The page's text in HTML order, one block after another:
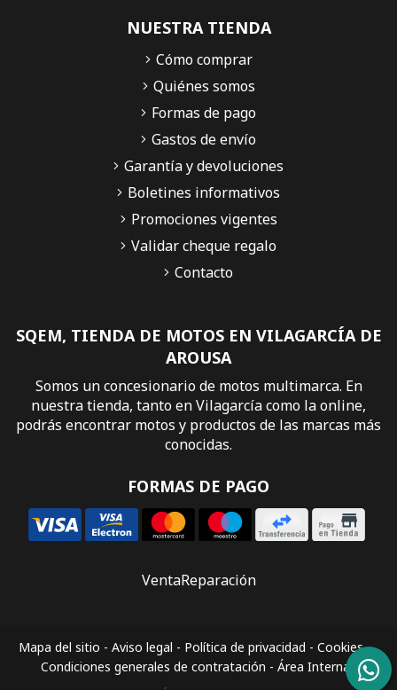
SQEM, TIENDA DE MOTOS EN VILAGARCÍA DE
AROUSA
Somos un concesionario de motos multimarca. En
nuestra tienda, tanto en Vilagarcía como la online,
podrás encontrar motos y productos de las marcas más
conocidas.
FORMAS DE PAGO
NUESTRA TIENDA
Cómo comprar
Quiénes somos
Formas de pago
Gastos de envío
Garantía y devoluciones
Boletines informativos
Promociones vigentes
Validar cheque regalo
Contacto
VentaReparación
Mapa del sitio - Aviso legal - Política de privacidad - Cookies-
Condiciones generales de contratación - Área Interna